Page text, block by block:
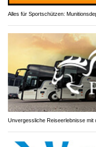
Alles für Sportschützen:
Unvergessliche Reiseerlebnisse mit